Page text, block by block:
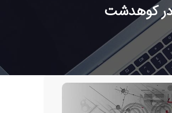
کوهدشت